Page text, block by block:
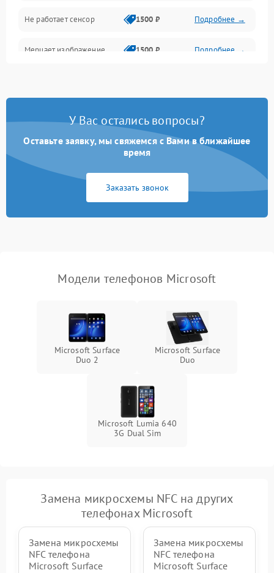
Не работает сенсор 1500 ₽ Подробнее →
Мерцает изображение 1500 ₽ Подробнее →
У Вас остались вопросы?
Оставьте заявку, мы свяжемся с Вами в ближайшее
время
Заказать звонок
Модели телефонов Microsoft
Microsoft Surface
Duo 2
Microsoft Surface
Duo
Microsoft Lumia 640
3G Dual Sim
Замена микросхемы NFC на других
телефонах Microsoft
Замена микросхемы
NFC телефона
Microsoft Surface
Замена микросхемы
NFC телефона
Microsoft Surface